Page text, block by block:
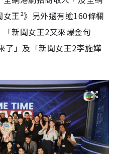
王²》另外還有逾160條欄
新聞女王2又來爆金句
了」及「新聞女王2李施嬅